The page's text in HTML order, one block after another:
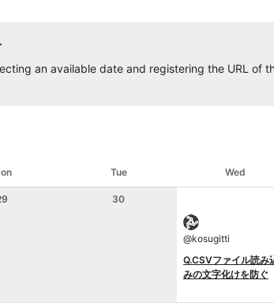
an available date and registering the URL
Tue Wed
30
@kosugitti
Q.CSVファイル読み
みの文字化けを防ぐ